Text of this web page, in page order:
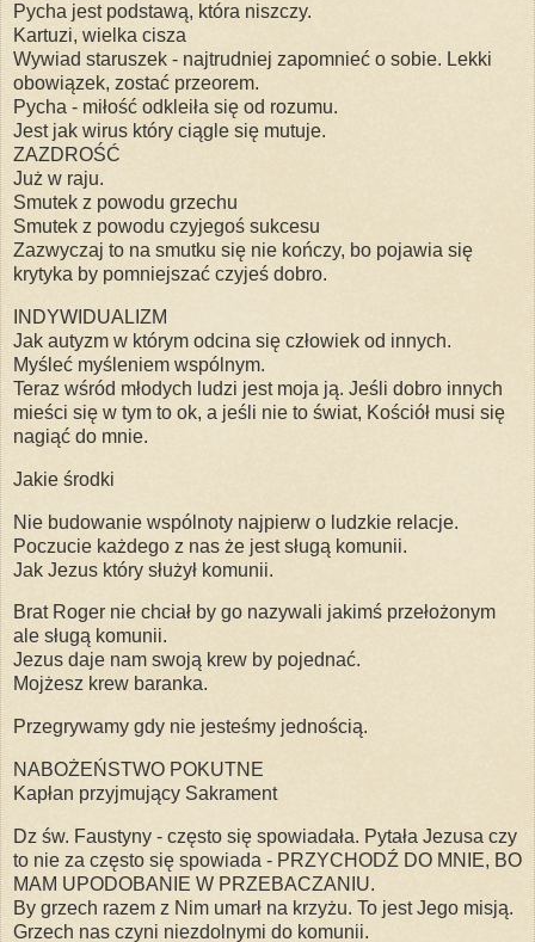
Pycha jest podstawą, która niszczy.
Kartuzi, wielka cisza
Wywiad staruszek - najtrudniej zapomnieć o sobie. Lekki
obowiązek, zostać przeorem.
Pycha - miłość odkleiła się od rozumu.
Jest jak wirus który ciągle się mutuje.
ZAZDROŚĆ
Już w raju.
Smutek z powodu grzechu
Smutek z powodu czyjegoś sukcesu
Zazwyczaj to na smutku się nie kończy, bo pojawia się
krytyka by pomniejszać czyjeś dobro.
INDYWIDUALIZM
Jak autyzm w którym odcina się człowiek od innych.
Myśleć myśleniem wspólnym.
Teraz wśród młodych ludzi jest moja ją. Jeśli dobro innych
mieści się w tym to ok, a jeśli nie to świat, Kościół musi się
nagiąć do mnie.
Jakie środki
Nie budowanie wspólnoty najpierw o ludzkie relacje.
Poczucie każdego z nas że jest sługą komunii.
Jak Jezus który służył komunii.
Brat Roger nie chciał by go nazywali jakimś przełożonym
ale sługą komunii.
Jezus daje nam swoją krew by pojednać.
Mojżesz krew baranka.
Przegrywamy gdy nie jesteśmy jednością.
NABOŻEŃSTWO POKUTNE
Kapłan przyjmujący Sakrament
Dz św. Faustyny - często się spowiadała. Pytała Jezusa czy
to nie za często się spowiada - PRZYCHODŹ DO MNIE, BO
MAM UPODOBANIE W PRZEBACZANIU.
By grzech razem z Nim umarł na krzyżu. To jest Jego misją.
Grzech nas czyni niezdolnymi do komunii.